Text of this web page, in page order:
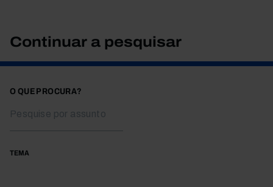
Continuar a pesquisar
O QUE PROCURA?
TEMA